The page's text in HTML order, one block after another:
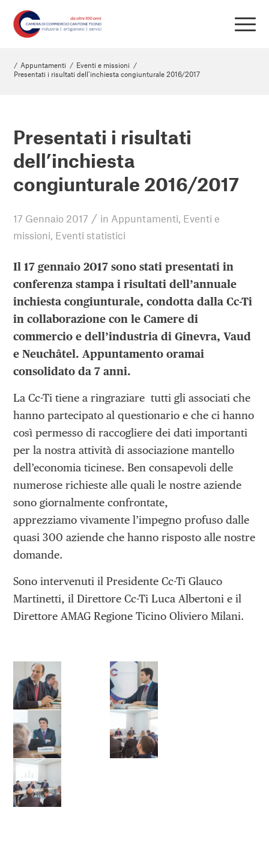
/ Appuntamenti / Eventi e missioni /
Presentati i risultati dell’inchiesta congiunturale 2016/2017
Presentati i risultati
dell’inchiesta
congiunturale 2016/2017
17 Gennaio 2017 / in Appuntamenti, Eventi e
missioni, Eventi statistici
Il 17 gennaio 2017 sono stati presentati in
conferenza stampa i risultati dell’annuale
inchiesta congiunturale, condotta dalla Cc-Ti
in collaborazione con le Camere di
commercio e dell’industria di Ginevra, Vaud
e Neuchâtel. Appuntamento oramai
consolidato da 7 anni.
La Cc-Ti tiene a ringraziare tutti gli associati che
hanno partecipato al questionario e che ci hanno
così permesso di raccogliere dei dati importanti
per la nostra attività di associazione mantello
dell’economia ticinese. Ben consapevoli delle
numerose richieste alle quali le nostre aziende
sono giornalmente confrontate,
apprezziamo vivamente l’impegno profuso dalle
quasi 300 aziende che hanno risposto alle nostre
domande.
Sono intervenuti il Presidente Cc-Ti Glauco
Martinetti, il Direttore Cc-Ti Luca Albertoni e il
Direttore AMAG Regione Ticino Oliviero Milani.